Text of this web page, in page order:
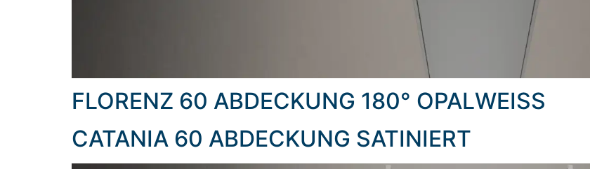
FLORENZ 60 ABDECKUNG 180° OPALWEISS
CATANIA 60 ABDECKUNG SATINIERT